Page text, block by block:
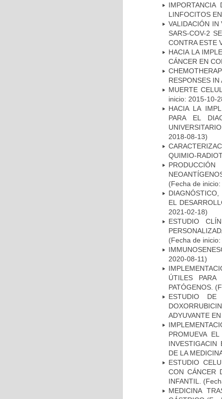
LINFOCITOS
VALIDACIÓN IN
SARS-COV-2
CONTRA ESTE
HACIA LA
CÁNCER EN
RESPONSES IN
MUERTE
inicio: 2015-10-
HACIA LA
PARA EL
2018-08-13)
QUIMIO-
(Fecha de
EL
2021-02-18)
ESTUDIO
(Fecha de
2020-08-11)
ÚTILES
PATÓGENOS.
ESTUDIO DE
ADYUVANTE
PROMUEVA
INVESTIGACIN
DE LA
ESTUDIO
CON CÁNCER
INFANTIL.
MEDICINA